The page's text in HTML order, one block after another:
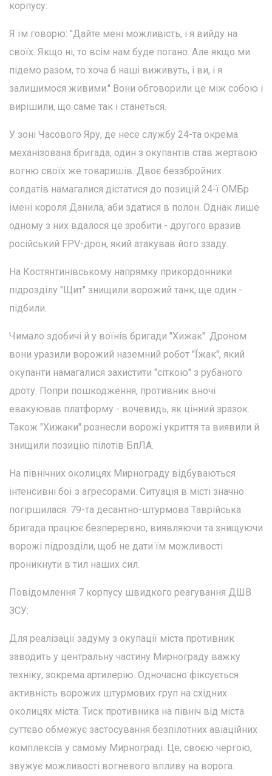
корпусу:
Я їм говорю: "Дайте мені можливість, і я вийду на
своїх. Якщо ні, то всім нам буде погано. Але якщо ми
підемо разом, то хоча б наші виживуть, і ви, і я
залишимося живими." Вони обговорили це між собою і
вирішили, що саме так і станеться.
У зоні Часового Яру, де несе службу 24-та окрема
механізована бригада, один з окупантів став жертвою
вогню своїх же товаришів. Двоє беззбройних
солдатів намагалися дістатися до позицій 24-ї ОМБр
імені короля Данила, аби здатися в полон. Однак лише
одному з них вдалося це зробити - другого вразив
російський FPV-дрон, який атакував його ззаду.
На Костянтинівському напрямку прикордонники
підрозділу "Щит" знищили ворожий танк, ще один -
підбили.
Чимало здобичі й у воїнів бригади "Хижак". Дроном
вони уразили ворожий наземний робот "Їжак", який
окупанти намагалися захистити "сіткою" з рубаного
дроту. Попри пошкодження, противник вночі
евакуював платформу - вочевидь, як цінний зразок.
Також "Хижаки" рознесли ворожі укриття та виявили й
знищили позицію пілотів БпЛА.
На північних околицях Мирнограду відбуваються
інтенсивні бої з агресорами. Ситуація в місті значно
погіршилася. 79-та десантно-штурмова Таврійська
бригада працює безперервно, виявляючи та знищуючи
ворожі підрозділи, щоб не дати їм можливості
проникнути в тил наших сил.
Повідомлення 7 корпусу швидкого реагування ДШВ
ЗСУ:
Для реалізації задуму з окупації міста противник
заводить у центральну частину Мирнограду важку
техніку, зокрема артилерію. Одночасно фіксується
активність ворожих штурмових груп на східних
околицях міста. Тиск противника на північ від міста
суттєво обмежує застосування безпілотних авіаційних
комплексів у самому Мирнограді. Це, своєю чергою,
звужує можливості вогневого впливу на ворога.